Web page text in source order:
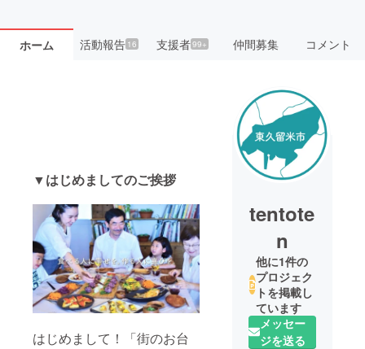
ホーム 活動報告16 支援者99+ 仲間募集 コメント
▼はじめましてのご挨拶
はじめまして！「街のお台
tentote
n
他に1件の
プロジェク
トを掲載し
ています
メッセー
ジを送る